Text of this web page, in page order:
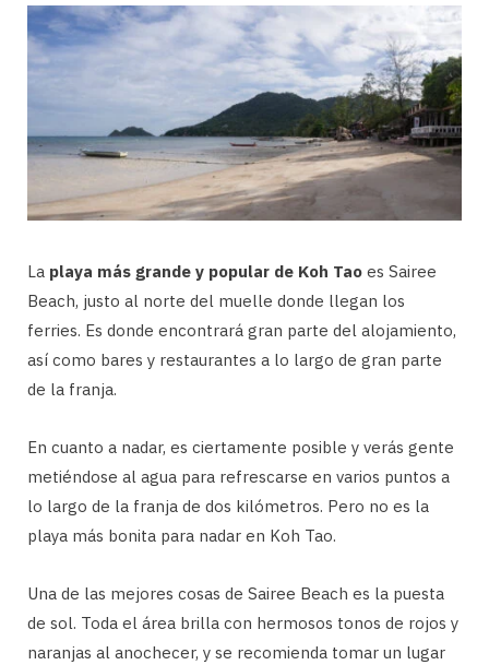
La playa más grande y popular de Koh Tao es Sairee
Beach, justo al norte del muelle donde llegan los
ferries. Es donde encontrará gran parte del alojamiento,
así como bares y restaurantes a lo largo de gran parte
de la franja.
En cuanto a nadar, es ciertamente posible y verás gente
metiéndose al agua para refrescarse en varios puntos a
lo largo de la franja de dos kilómetros. Pero no es la
playa más bonita para nadar en Koh Tao.
Una de las mejores cosas de Sairee Beach es la puesta
de sol. Toda el área brilla con hermosos tonos de rojos y
naranjas al anochecer, y se recomienda tomar un lugar